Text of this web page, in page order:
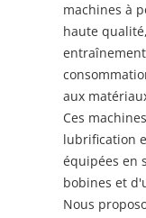
machines à
haute
aux
Ces
lubrification
équipées en
bobines et
Nous